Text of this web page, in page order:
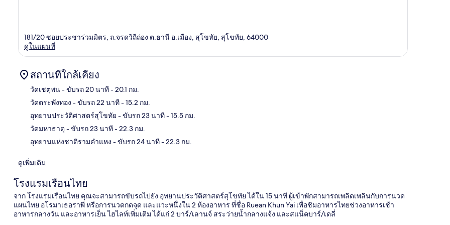
181/20 ซอยประชาร่วมมิตร, ถ.จรดวิถีถ่อง ต.ธานี อ.เมือง, สุโขทัย, สุโขทัย, 64000
ดูในแผนที่
สถานที่ใกล้เคียง
วัดเชตุพน- ขับรถ 20 นาที- 20.1 กม.
วัดตระพังทอง - ขับรถ 22 นาที- 15.2 กม.
อุทยานประวัติศาสตร์สุโขทัย - ขับรถ 23 นาที- 15.5 กม.
วัดมหาธาตุ - ขับรถ 23 นาที- 22.3 กม.
อุทยานแห่งชาติรามคำแหง - ขับรถ 24 นาที- 22.3 กม.
ดูเพิ่มเติม
โรงแรมเรือนไทย
จาก โรงแรมเรือนไทย คุณจะสามารถขับรถไปยัง อุทยานประวัติศาสตร์สุโขทัย ได้ใน 15 นาที ผู้เข้าพักสามารถเพลิดเพลินกับการนวด
แผนไทย อโรมาเธอราพี หรือการนวดกดจุด และแวะหนึ่งใน 2 ห้องอาหาร ที่ชื่อ Ruean Khun Yai เพื่อชิมอาหารไทยช่วงอาหารเช้า
อาหารกลางวัน และอาหารเย็น ไฮไลท์เพิ่มเติม ได้แก่ 2 บาร์/เลานจ์ สระว่ายน้ำกลางแจ้ง และสแน็คบาร์/เดลี่